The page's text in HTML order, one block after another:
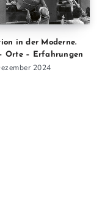
in der Moderne.
Orte – Erfahrungen
2024